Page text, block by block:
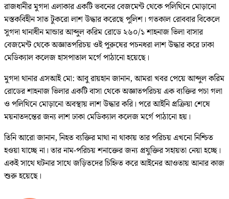
রাজধানীর মুগদা এলাকার একটি ভবনের বেজমেন্ট থেকে পলিথিনে মোড়ানো
মস্তকবিহীন সাত টুকরো লাশ উদ্ধার করেছে পুলিশ। গতকাল রোববার বিকেলে
সুগদা থানাধীন মান্ডার আব্দুল করিম রোডে ২৬০/১ শাহনাজ ভিলা বাসার
বেজমেন্ট থেকে অজ্ঞাতপরিচয় ওই পুরুষের পচনধরা লাশ উদ্ধার করে ঢাকা
মেডিক্যাল কলেজ হাসপাতাল মর্গে পাঠানো হয়েছে।
মুগদা থানার এসআই মো: আবু রায়হান জানান, আমরা খবর পেয়ে আব্দুল করিম
রোডের শাহনাজ ভিলার একটি বাসা থেকে অজ্ঞাতপরিচয় এক ব্যক্তির পচা গলা
ও পলিথিনে মোড়ানো অবস্থায় লাশ উদ্ধার করি। পরে আইনি প্রক্রিয়া শেষে
ময়নাতদন্তের জন্য লাশ ঢাকা মেডিক্যাল কলেজ মর্গে পাঠানো হয়।
তিনি আরো জানান, নিহত ব্যক্তির মাথা না থাকায় তার পরিচয় এখনো নিশ্চিত
হওয়া যাচ্ছে না। তার নাম-পরিচয় শনাক্তের জন্য প্রযুক্তির সহায়তা নেয়া হচ্ছে।
একই সাথে ঘটনার সাথে জড়িতদের চিহ্নিত করে আইনের আওতায় আনার কাজ
শুরু হয়েছে।